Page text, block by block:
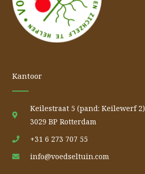
Kantoor
Keilestraat 5 (pand: Keilewerf 2)
3029 BP Rotterdam
+31 6 273 707 55
info@voedseltuin.com